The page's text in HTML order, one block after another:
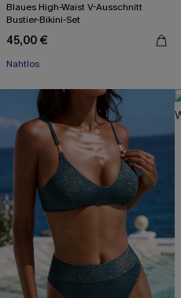
Blaues High-Waist V-Ausschnitt
Bustier-Bikini-Set
45,00 €
Nahtlos